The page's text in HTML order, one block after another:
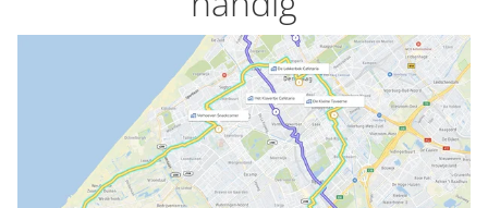
015 251 22 10 Contact